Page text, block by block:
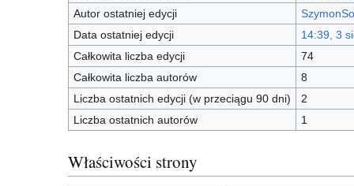
Autor ostatniej edycji
Data ostatniej edycji
14:39, 3
Całkowita liczba edycji
74
Całkowita liczba autorów
8
Liczba ostatnich edycji (w przeciągu 90 dni)
2
Liczba ostatnich autorów
1
Właściwości strony